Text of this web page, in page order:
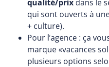
qualité/prix dans le
qui sont ouverts à
+ culture).
Pour l’agence : ça
marque «vacances
plusieurs options